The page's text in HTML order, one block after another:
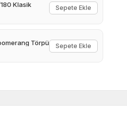
Klasik Sepete Ekle
Törpü Sepete Ekle